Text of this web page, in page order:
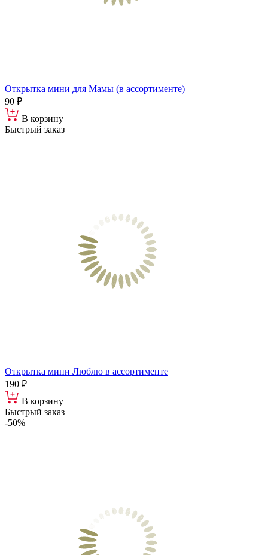
Открытка мини для Мамы (в ассортименте)
90 ₽
В корзину
Быстрый заказ
Открытка мини Люблю в ассортименте
190 ₽
В корзину
Быстрый заказ
-50%